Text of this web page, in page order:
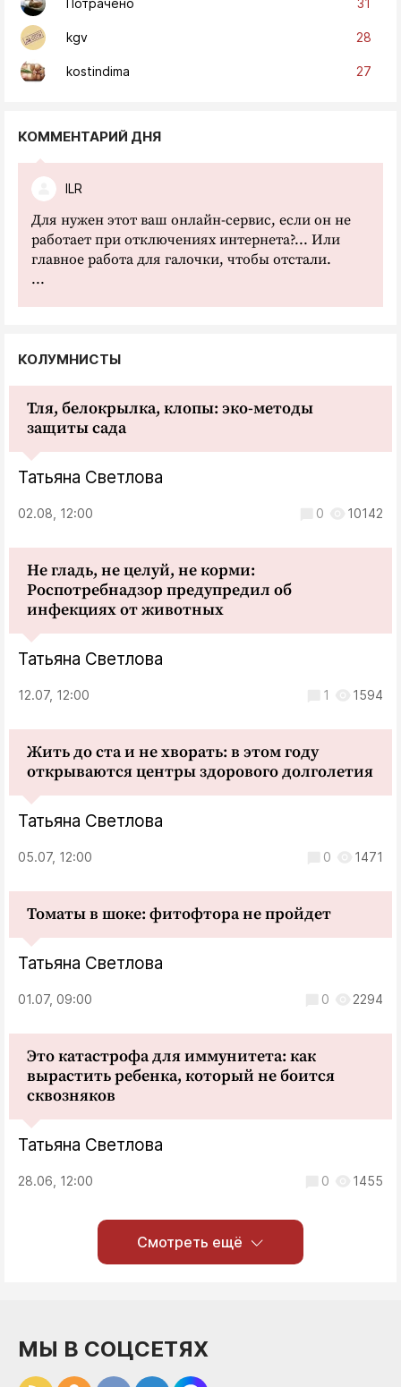
Потрачено
kgv 28
kostindima 27
КОММЕНТАРИЙ ДНЯ
ILR
Для нужен этот ваш онлайн-сервис, если он не
работает при отключениях интернета?... Или
главное работа для галочки, чтобы отстали.
...
КОЛУМНИСТЫ
Тля, белокрылка, клопы: эко-методы
защиты сада
Татьяна Светлова
02.08, 12:00 0 10142
Не гладь, не целуй, не корми:
Роспотребнадзор предупредил об
инфекциях от животных
Татьяна Светлова
12.07, 12:00 1 1594
Жить до ста и не хворать: в этом году
открываются центры здорового долголетия
Татьяна Светлова
05.07, 12:00 0 1471
Томаты в шоке: фитофтора не пройдет
Татьяна Светлова
01.07, 09:00 0 2294
Это катастрофа для иммунитета: как
вырастить ребенка, который не боится
сквозняков
Татьяна Светлова
28.06, 12:00 0 1455
Смотреть ещё
МЫ В СОЦСЕТЯХ